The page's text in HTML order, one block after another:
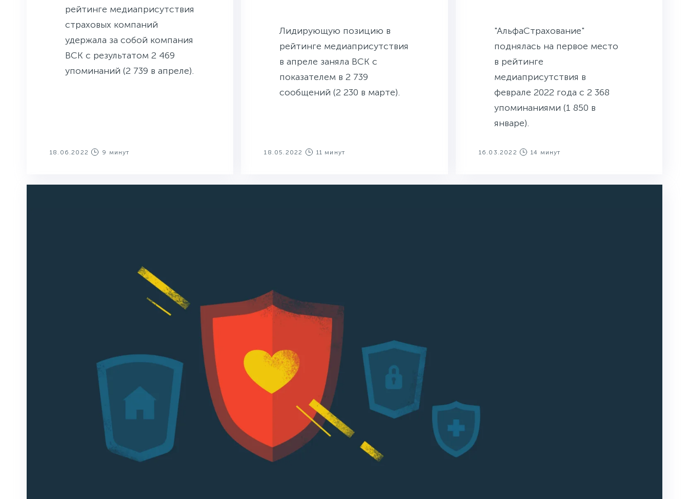
рейтинге медиаприсутствия
страховых компаний
удержала за собой компания
ВСК с результатом 2 469
упоминаний (2 739 в апреле).
18.06.2022 9 минут
Лидирующую позицию в
рейтинге медиаприсутствия
в апреле заняла ВСК с
показателем в 2 739
сообщений (2 230 в марте).
18.05.2022 11 минут
"АльфаСтрахование"
поднялась на первое место
в рейтинге
медиаприсутствия в
феврале 2022 года с 2 368
упоминаниями (1 850 в
январе).
16.03.2022 14 минут